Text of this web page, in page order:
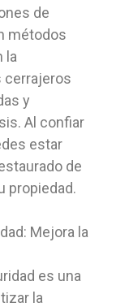
de
métodos
la
cerrajeros
y
Al confiar
estar
de
propiedad.
Mejora la
es una
la